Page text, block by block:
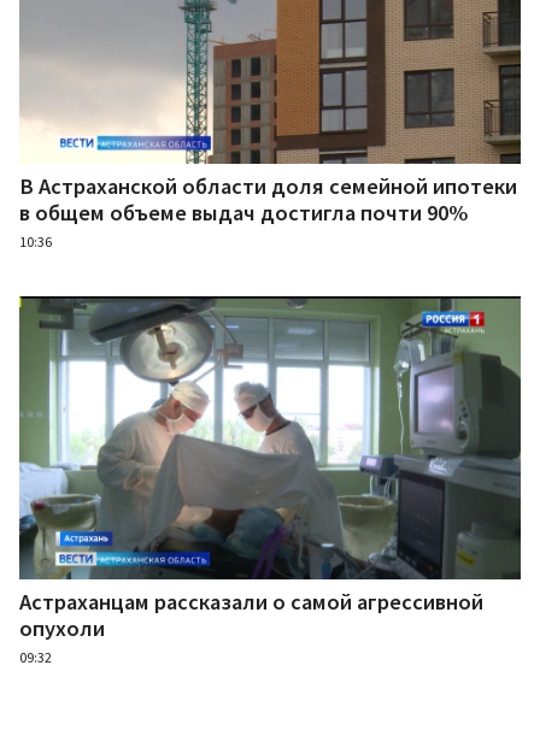
В Астраханской области доля семейной ипотеки
в общем объеме выдач достигла почти 90%
10:36
Астраханцам рассказали о самой агрессивной
опухоли
09:32